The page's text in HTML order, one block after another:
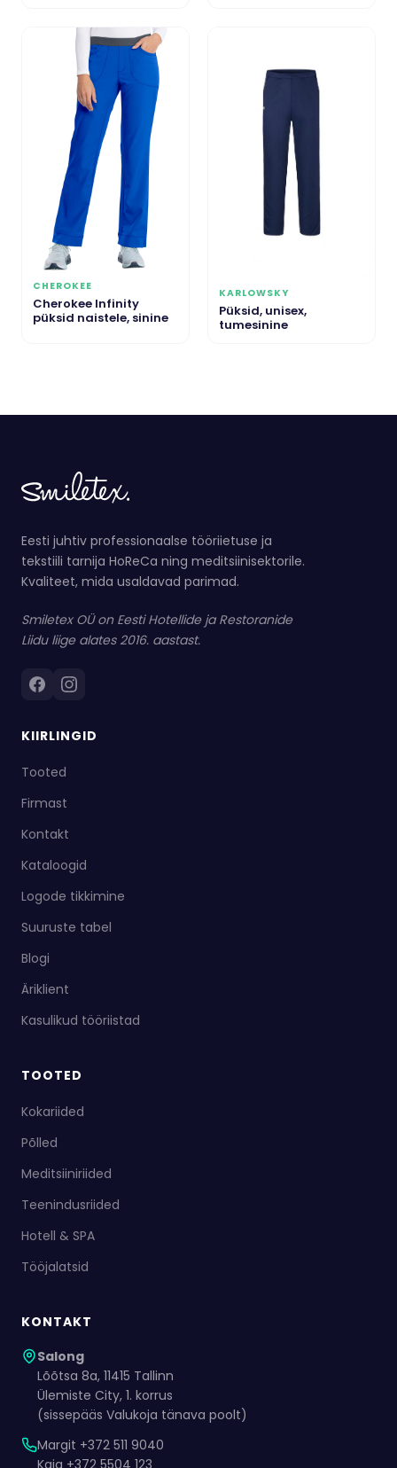
CHEROKEE
Cherokee Infinity
püksid naistele, sinine
KARLOWSKY
Püksid, unisex,
tumesinine
Eesti juhtiv professionaalse tööriietuse ja
tekstiili tarnija HoReCa ning meditsiinisektorile.
Kvaliteet, mida usaldavad parimad.
Smiletex OÜ on Eesti Hotellide ja Restoranide
Liidu liige alates 2016. aastast.
KIIRLINGID
Tooted
Firmast
Kontakt
Kataloogid
Logode tikkimine
Suuruste tabel
Blogi
Äriklient
Kasulikud tööriistad
TOOTED
Kokariided
Põlled
Meditsiiniriided
Teenindusriided
Hotell & SPA
Tööjalatsid
KONTAKT
Salong
Lõõtsa 8a, 11415 Tallinn
Ülemiste City, 1. korrus
(sissepääs Valukoja tänava poolt)
Margit +372 511 9040